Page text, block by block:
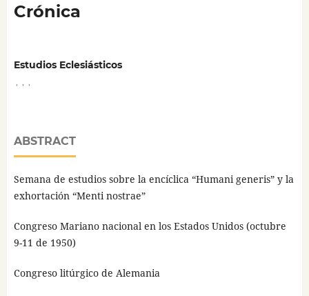
Crónica
Estudios Eclesiásticos
ABSTRACT
Semana de estudios sobre la encíclica “Humani generis” y la
exhortación “Menti nostrae”
Congreso Mariano nacional en los Estados Unidos (octubre
9-11 de 1950)
Congreso litúrgico de Alemania